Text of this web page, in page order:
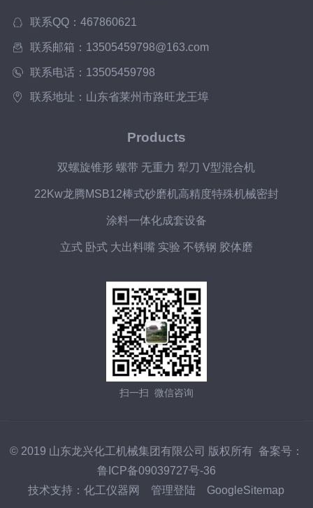
联系QQ：467860621
联系邮箱：13505459798@163.com
联系电话：13505459798
联系地址：山东省莱州市路旺龙王埠
Products
双螺旋锥形 螺带 无重力 犁刀 V型混合机
22Kw龙腾MSB12棒式砂磨机高精度特殊机械密封
涂料一体化成套设备
立式 卧式 大出料嘴 实验 不锈钢 胶体磨
扫一扫 微信咨询
© 2019 山东龙兴化工机械集团有限公司 版权所有 备案号：
鲁ICP备09039727号-36
技术支持：化工仪器网 管理登陆 GoogleSitemap